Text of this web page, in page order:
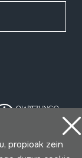
propioak zein